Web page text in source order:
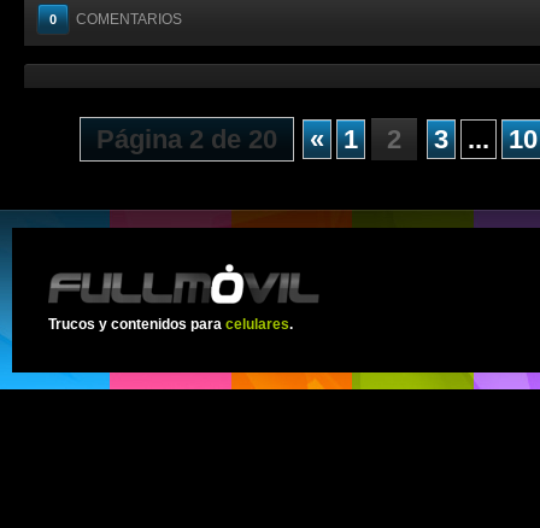
0 COMENTARIOS
Página 2 de 20 « 1 2 3 ... 10
Trucos y contenidos para celulares.